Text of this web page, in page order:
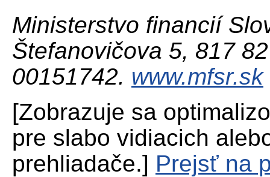
Ministerstvo financií
Štefanovičova 5, 817
00151742. www.mfsr.sk
[Zobrazuje sa
pre slabo vidiacich
prehliadače.] Prejsť na